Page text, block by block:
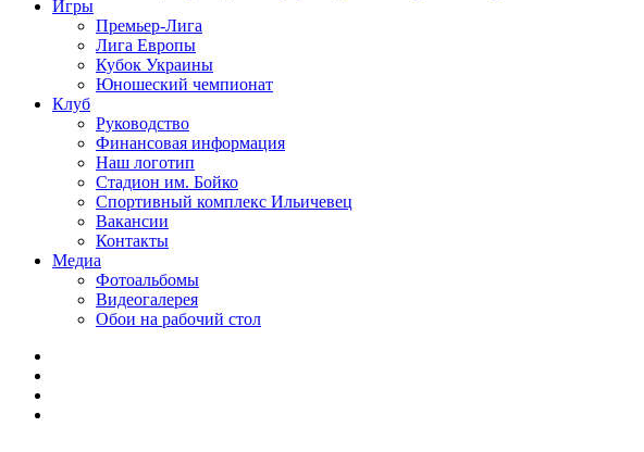
Игры
Премьер-Лига
Лига Европы
Кубок Украины
Юношеский чемпионат
Клуб
Руководство
Финансовая информация
Наш логотип
Стадион им. Бойко
Спортивный комплекс Ильичевец
Вакансии
Контакты
Медиа
Фотоальбомы
Видеогалерея
Обои на рабочий стол